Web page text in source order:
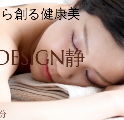
創る健康美
静